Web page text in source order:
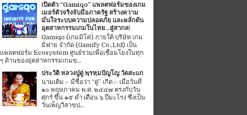
เปิดตัว “Gamiqo” แพลตฟอร์มของเกม
เมอร์ตัวจริงจับมือภาครัฐ สร้างความ
มั่นใจระบบความปลอดภัย และผลักดัน
อุตสาหกรรมเกมในไทย...สู่สากล!
Gamiqo (เกมมิโค่) ภายใต้ บริษัท เกม
มิฟาย จำกัด (Gamify Co.,Ltd) เป็น
แพลตฟอร์ม Ecosystem ศูนย์รวมเพื่อเชื่อมโยงในทุก
ๆ ด้านของอุตสาหกรรมเกมข...
ประวัติ หลวงปู่ดู่ พฺรหฺมปัญโญ วัดสะแก
นามเดิม :- มีชื่อว่า “ดู่” เกิด :- เมื่อวันที่
๑๐ พฤษภาคม พ.ศ. ๒๔๔๗ ตรงกับวัน
ศุกร์ ขึ้น ๑๕ ค่ำ เดือน ๖ ปีมะโรง ซึ่งเป็น
วันเพ็ญวิสาขป...